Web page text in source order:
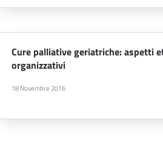
Cure palliative geriatriche: aspetti
organizzativi
18 Novembre 2016